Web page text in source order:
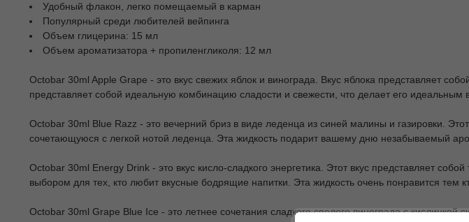
Удобный флакон, легко помещаемый в карман
Популярный среди любителей вейпинга
Объем глицерина: 15 мл
Объем ароматизатора + пропиленгликоля: 12 мл
Octobar 30ml Apple Grape - это вкус свежих яблок и винограда. Вкус яблока представляет
представляет собой идеальную комбинацию сладости и свежести, что делает его
Octobar 30ml Blue Razz - это вечерний бриз в виде леденца из синей малины и газировки.
сочетающуюся с легкой нотой леденца. Эта жидкость подарит вашему дню незабываемый
Octobar 30ml Energy Drink - это вкус кисло-сладкого энергетика. Этот вкус представляет
выбором для тех, кто любит вкусные бодрящие напитки. Эта жидкость очень понравится тем
Octobar 30ml Grape Blue Ice - это летнее сочетания сладкого спелого винограда с